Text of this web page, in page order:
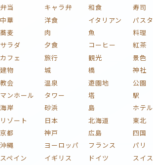
弁当
キャラ弁 和食 寿司
中華
洋食 イタリアン パスタ
蕎麦
肉 魚 料理
サラダ
夕食 コーヒー 紅茶
カフェ
旅行 観光 景色
建物
城 橋 神社
教会
温泉 遊園地 公園
マンホール
タワー 塔 駅
海岸
砂浜 島 ホテル
リゾート
日本 北海道 東北
京都
神戸 広島 四国
沖縄
ヨーロッパ フランス パリ
スペイン
イギリス ドイツ スイス